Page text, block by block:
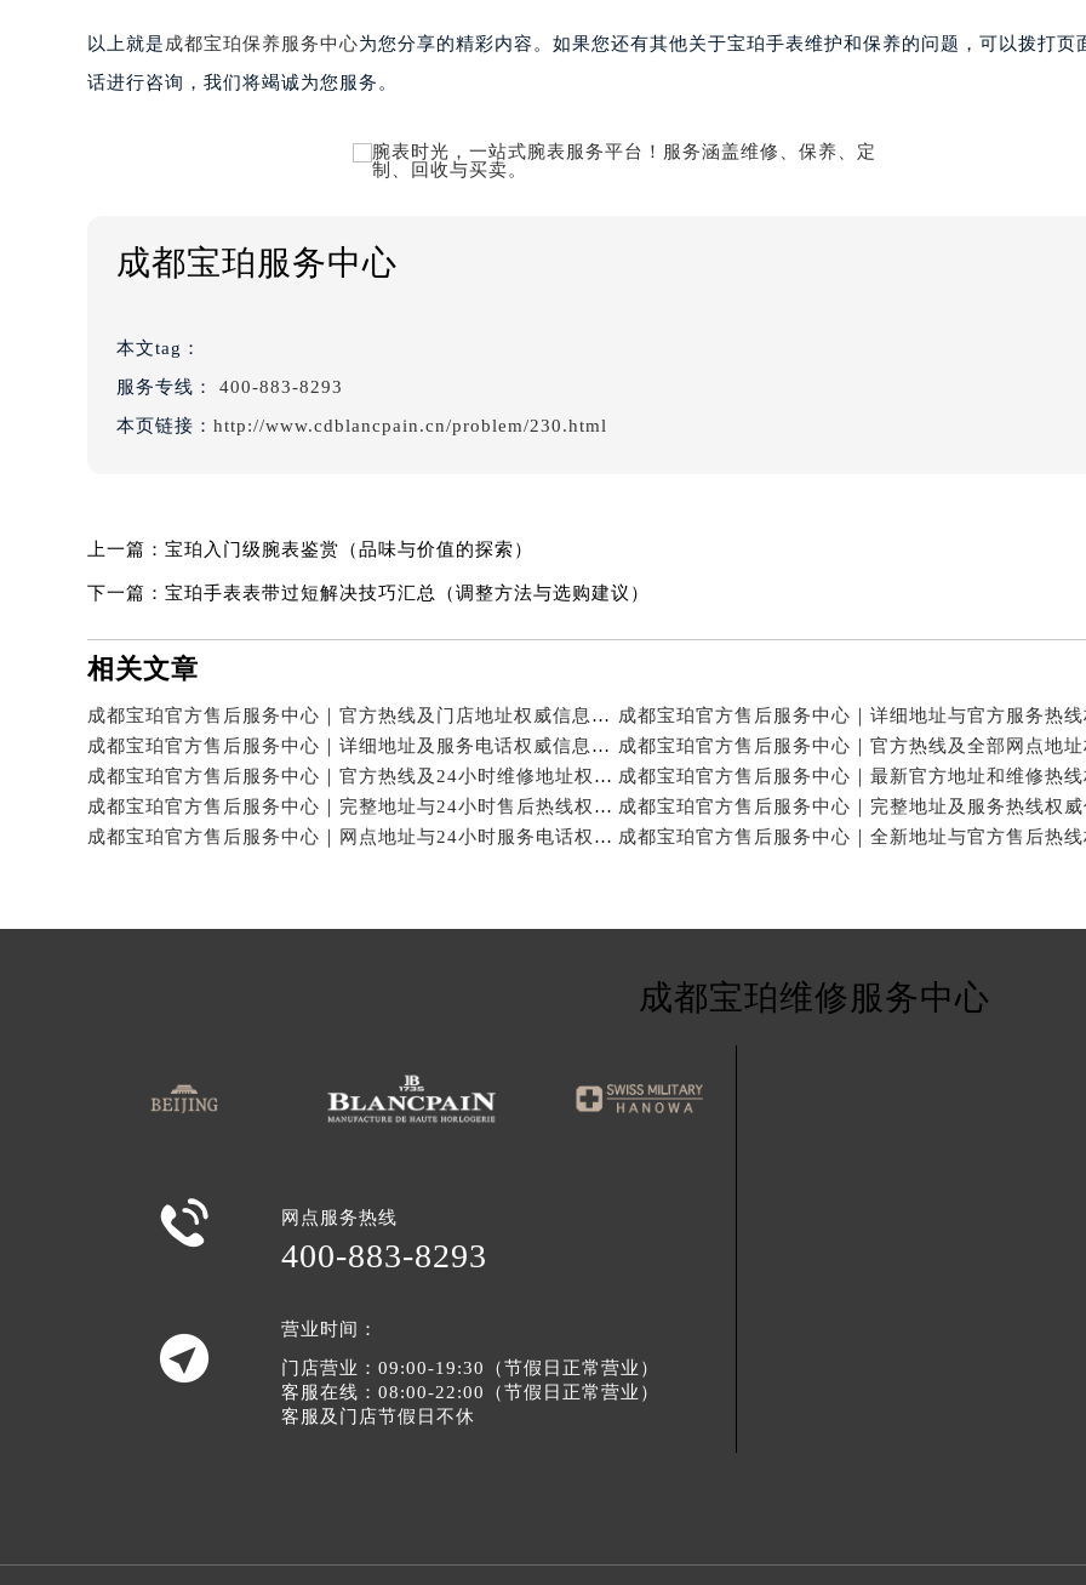
以上就是 成都宝珀保养服务中心为您分享的精彩内容。如果您还有其他关于宝珀手表维护和保养的问题，可以拨打页
话进行咨询，我们将竭诚为您服务。
成都宝珀服务中心
本文tag：
服务专线：
400-883-8293
本页链接： http://www.cdblancpain.cn/problem/230.html
上一篇： 宝珀入门级腕表鉴赏（品味与价值的探索）
下一篇： 宝珀手表表带过短解决技巧汇总（调整方法与选购建议）
相关文章
成都宝珀官方售后服务中心｜官方热线及门店地址权威信息公示（2026年7月最新）
成都宝珀官方售后服务中心｜详细地址及服务电话权威信息公示（2026年7月最新）
成都宝珀官方售后服务中心｜官方热线及24小时维修地址权威信息公示（2026年7月最新）
成都宝珀官方售后服务中心｜完整地址与24小时售后热线权威信息公示（2026年7月最新）
成都宝珀官方售后服务中心｜网点地址与24小时服务电话权威信息公示（2026年7月最新）
成都宝珀维修服务中心
 网点服务热线
400-883-8293

营业时间：
门店营业：09:00-19:30（节假日正常营业）
客服在线：08:00-22:00（节假日正常营业）
客服及门店节假日不休